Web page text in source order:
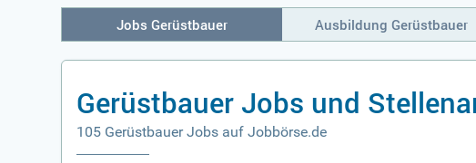
Jobs Gerüstbauer Ausbildung Gerüstbauer
Gerüstbauer Jobs und
105 Gerüstbauer Jobs auf Jobbörse.de